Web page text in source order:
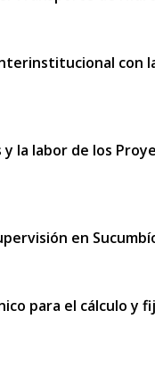
con
y la labor de los
en
para el cálculo y